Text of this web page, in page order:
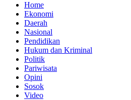
Home
Ekonomi
Daerah
Nasional
Pendidikan
Hukum dan Kriminal
Politik
Pariwisata
Opini
Sosok
Video